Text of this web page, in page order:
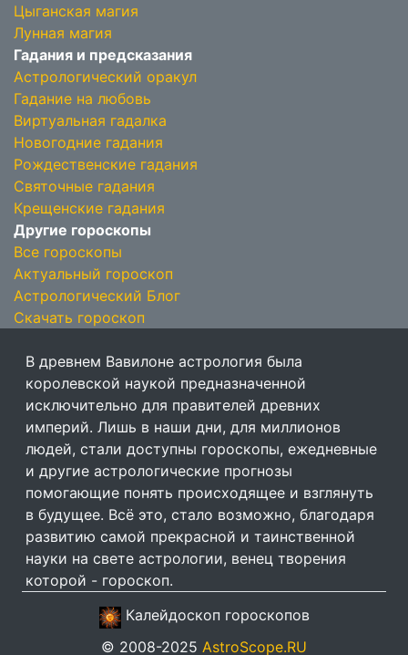
Цыганская магия
Лунная магия
Гадания и предсказания
Астрологический оракул
Гадание на любовь
Виртуальная гадалка
Новогодние гадания
Рождественские гадания
Святочные гадания
Крещенские гадания
Другие гороскопы
Все гороскопы
Актуальный гороскоп
Астрологический Блог
Скачать гороскоп
В древнем Вавилоне астрология была
королевской наукой предназначенной
исключительно для правителей древних
империй. Лишь в наши дни, для миллионов
людей, стали доступны гороскопы, ежедневные
и другие астрологические прогнозы
помогающие понять происходящее и взглянуть
в будущее. Всё это, стало возможно, благодаря
развитию самой прекрасной и таинственной
науки на свете астрологии, венец творения
которой - гороскоп.
Калейдоскоп гороскопов
© 2008-2025 AstroScope.RU